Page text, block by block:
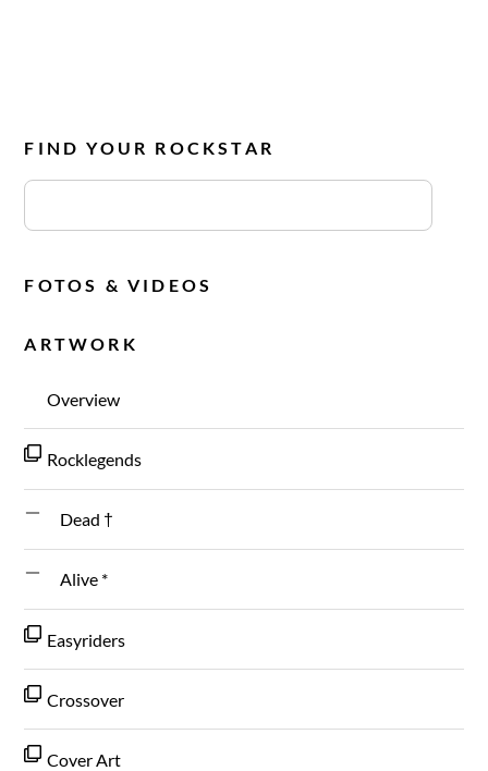
FIND YOUR ROCKSTAR
FOTOS & VIDEOS
ARTWORK
Overview
Rocklegends
Dead †
Alive *
Easyriders
Crossover
Cover Art